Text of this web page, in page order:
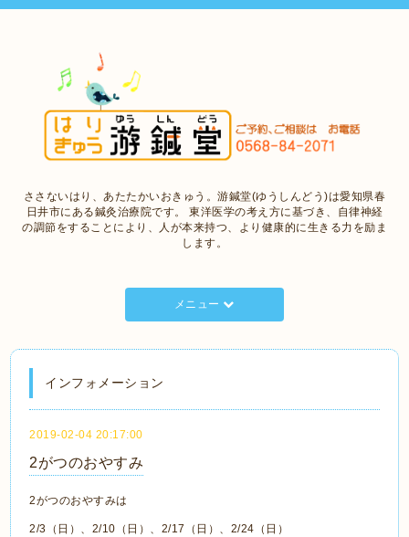
ささないはり、あたたかいおきゅう。游鍼堂(ゆうしんどう)は愛知県春
日井市にある鍼灸治療院です。 東洋医学の考え方に基づき、自律神経
の調節をすることにより、人が本来持つ、より健康的に生きる力を励ま
します。
メニュー
インフォメーション
2019-02-04 20:17:00
2がつのおやすみ
2がつのおやすみは
2/3（日）、2/10（日）、2/17（日）、2/24（日）